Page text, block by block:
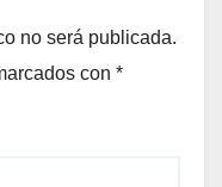
no será publicada.
con *